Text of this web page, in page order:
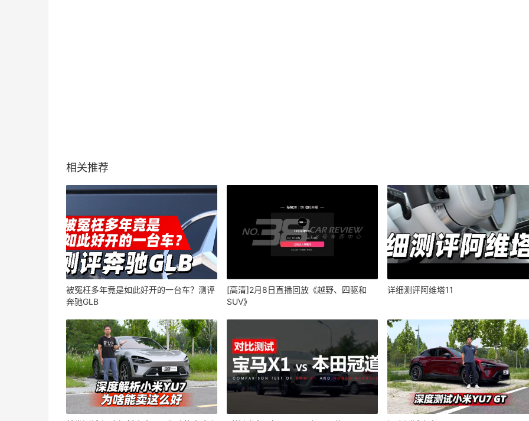
相关推荐
被冤枉多年竟是如此好开的一台车？测评
奔驰GLB
[高清]2月8日直播回放《越野、四驱和
SUV》
详细测评阿维塔11